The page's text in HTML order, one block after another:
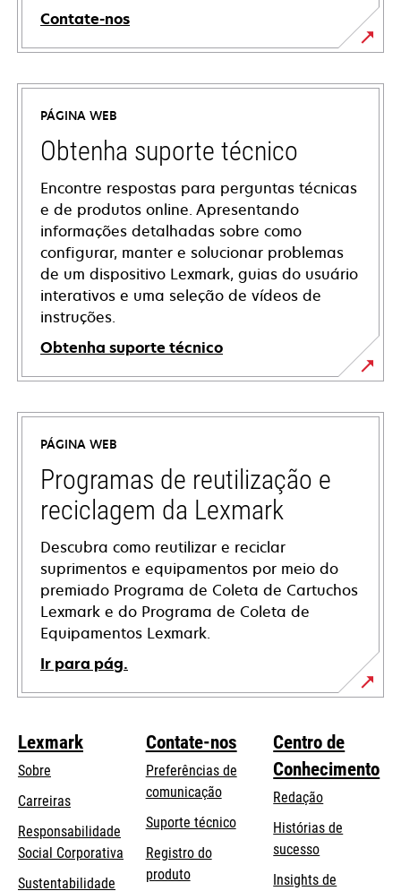
Contate-nos
PÁGINA WEB
Obtenha suporte técnico
Encontre respostas para perguntas técnicas
e de produtos online. Apresentando
informações detalhadas sobre como
configurar, manter e solucionar problemas
de um dispositivo Lexmark, guias do usuário
interativos e uma seleção de vídeos de
instruções.
Obtenha suporte técnico
opens
in
new
tab
PÁGINA WEB
Programas de reutilização e
reciclagem da Lexmark
Descubra como reutilizar e reciclar
suprimentos e equipamentos por meio do
premiado Programa de Coleta de Cartuchos
Lexmark e do Programa de Coleta de
Equipamentos Lexmark.
Ir para pág.
Lexmark
Sobre
Carreiras
Responsabilidade
Social Corporativa opens
Sustentabilidade
Contate-nos
Preferências de
comunicação
Suporte técnicoopens
Registro do
produto
Centro de
Conhecimento
Redação
Histórias de
sucesso
Insights de